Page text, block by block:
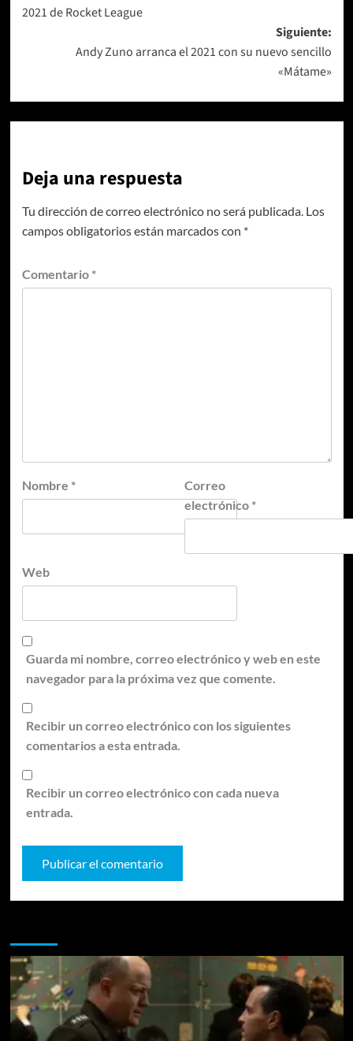
entradas
2021 de Rocket League
Siguiente:
Andy Zuno arranca el 2021 con su nuevo sencillo
«Mátame»
Deja una respuesta
Tu dirección de correo electrónico no será publicada. Los
campos obligatorios están marcados con *
Comentario *
Nombre *
Correo
electrónico *
Web
Guarda mi nombre, correo electrónico y web en este
navegador para la próxima vez que comente.
Recibir un correo electrónico con los siguientes
comentarios a esta entrada.
Recibir un correo electrónico con cada nueva
entrada.